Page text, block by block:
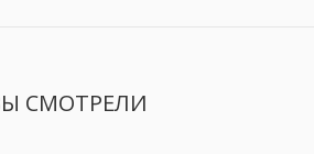
СМОТРЕЛИ